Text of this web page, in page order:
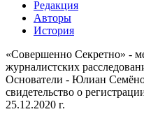
Редакция
Авторы
История
«Совершенно Секретно» -
журналистских
Основатели - Юлиан
свидетельство о
25.12.2020 г.